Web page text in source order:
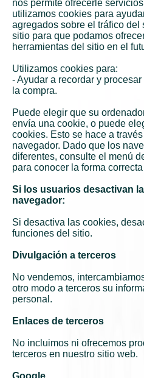
nos permite ofrecerle
utilizamos cookies para
agregados sobre el tráfico del
sitio para que podamos
herramientas del sitio en el
Utilizamos cookies para:
- Ayudar a recordar y
la compra.
Puede elegir que su
envía una cookie, o puede
cookies. Esto se hace a
navegador. Dado que los
diferentes, consulte el menú
para conocer la forma
Si los usuarios desactivan
navegador:
Si desactiva las cookies,
funciones del sitio.
Divulgación a terceros
No vendemos,
otro modo a terceros su
personal.
Enlaces de terceros
No incluimos ni ofrecemos
terceros en nuestro sitio web.
Google